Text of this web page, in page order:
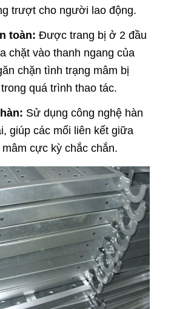
trượt cho người lao động.
toàn: Được trang bị ở 2 đầu
chặt vào thanh ngang của
chặn tình trạng mâm bị
quá trình thao tác.
Sử dụng công nghệ hàn
giúp các mối liên kết giữa
cực kỳ chắc chắn.